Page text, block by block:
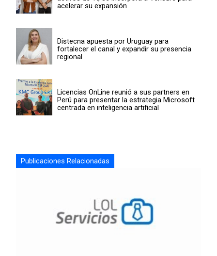
acelerar su expansión
Distecna apuesta por Uruguay para
fortalecer el canal y expandir su presencia
regional
Licencias OnLine reunió a sus partners en
Perú para presentar la estrategia Microsoft
centrada en inteligencia artificial
Publicaciones Relacionadas